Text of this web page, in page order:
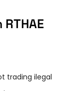
trading ilegal